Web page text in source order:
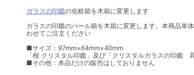
ガラスの印鑑の化粧箱を木箱に変更します
ガラスの印鑑のパール箱を木箱に変更します。本商品単
わせてご注文ください
■サイズ：97mm×64mm×40mm
「桜 クリスタル印鑑」及び「クリスタルガラスの印鑑
■その他：本品だけの販売はしておりません